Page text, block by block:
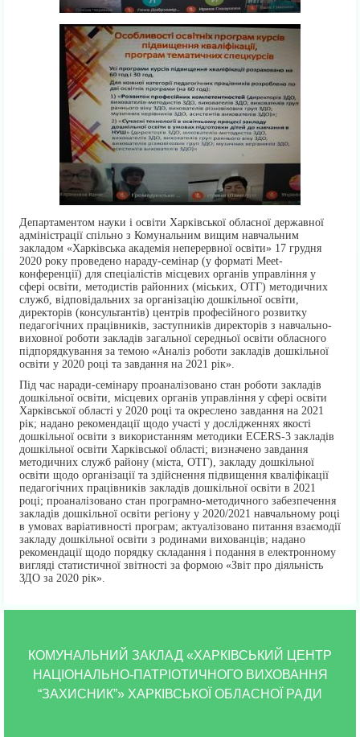
Департаментом науки і освіти Харківської обласної державної
адміністрації спільно з Комунальним вищим навчальним
закладом «Харківська академія неперервної освіти» 17 грудня
2020 року проведено нараду-семінар (у форматі Мееt-
конференції) для спеціалістів місцевих органів управління у
сфері освіти, методистів районних (міських, ОТГ) методичних
служб, відповідальних за організацію дошкільної освіти,
директорів (консультантів) центрів професійного розвитку
педагогічних працівників, заступників директорів з навчально-
виховної роботи закладів загальної середньої освіти обласного
підпорядкування за темою «Аналіз роботи закладів дошкільної
освіти у 2020 році та завдання на 2021 рік».
Під час наради-семінару проаналізовано стан роботи закладів
дошкільної освіти, місцевих органів управління у сфері освіти
Харківської області у 2020 році та окреслено завдання на 2021
рік; надано рекомендації щодо участі у дослідженнях якості
дошкільної освіти з використанням методики ECERS-3 закладів
дошкільної освіти Харківської області; визначено завдання
методичних служб району (міста, ОТГ), закладу дошкільної
освіти щодо організації та здійснення підвищення кваліфікації
педагогічних працівників закладів дошкільної освіти в 2021
році; проаналізовано стан програмно-методичного забезпечення
закладів дошкільної освіти регіону у 2020/2021 навчальному році
в умовах варіативності програм; актуалізовано питання взаємодії
закладу дошкільної освіти з родинами вихованців; надано
рекомендації щодо порядку складання і подання в електронному
вигляді статистичної звітності за формою «Звіт про діяльність
ЗДО за 2020 рік».
КОМУНАЛЬНИЙ ЗАКЛАД «ХАРКІВСЬКИЙ ЦЕНТР
НАЦІОНАЛЬНО-ПАТРІОТИЧНОГО ВИХОВАННЯ
“ЗАХИСНИК”» ХАРКІВСЬКОЇ ОБЛАСНОЇ РАДИ